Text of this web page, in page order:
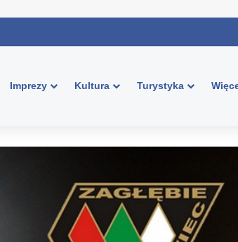
Imprezy Kultura Turystyka